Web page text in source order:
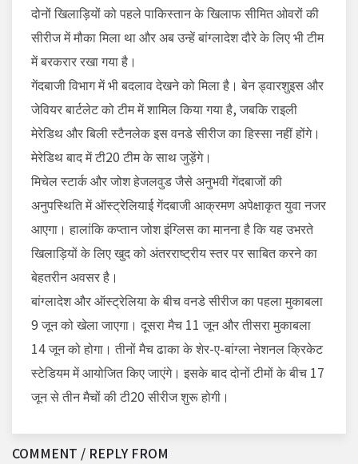
दोनों खिलाड़ियों को पहले पाकिस्तान के खिलाफ सीमित ओवरों की
सीरीज में मौका मिला था और अब उन्हें बांग्लादेश दौरे के लिए भी टीम
में बरकरार रखा गया है।
गेंदबाजी विभाग में भी बदलाव देखने को मिला है। बेन ड्वारशुइस और
जेवियर बार्टलेट को टीम में शामिल किया गया है, जबकि राइली
मेरेडिथ और बिली स्टैनलेक इस वनडे सीरीज का हिस्सा नहीं होंगे।
मेरेडिथ बाद में टी20 टीम के साथ जुड़ेंगे।
मिचेल स्टार्क और जोश हेजलवुड जैसे अनुभवी गेंदबाजों की
अनुपस्थिति में ऑस्ट्रेलियाई गेंदबाजी आक्रमण अपेक्षाकृत युवा नजर
आएगा। हालांकि कप्तान जोश इंग्लिस का मानना है कि यह उभरते
खिलाड़ियों के लिए खुद को अंतरराष्ट्रीय स्तर पर साबित करने का
बेहतरीन अवसर है।
बांग्लादेश और ऑस्ट्रेलिया के बीच वनडे सीरीज का पहला मुकाबला
9 जून को खेला जाएगा। दूसरा मैच 11 जून और तीसरा मुकाबला
14 जून को होगा। तीनों मैच ढाका के शेर-ए-बांग्ला नेशनल क्रिकेट
स्टेडियम में आयोजित किए जाएंगे। इसके बाद दोनों टीमों के बीच 17
जून से तीन मैचों की टी20 सीरीज शुरू होगी।
COMMENT / REPLY FROM